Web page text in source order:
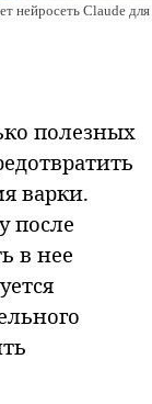
нейросеть Claude для
полезных
варки.
после
в нее